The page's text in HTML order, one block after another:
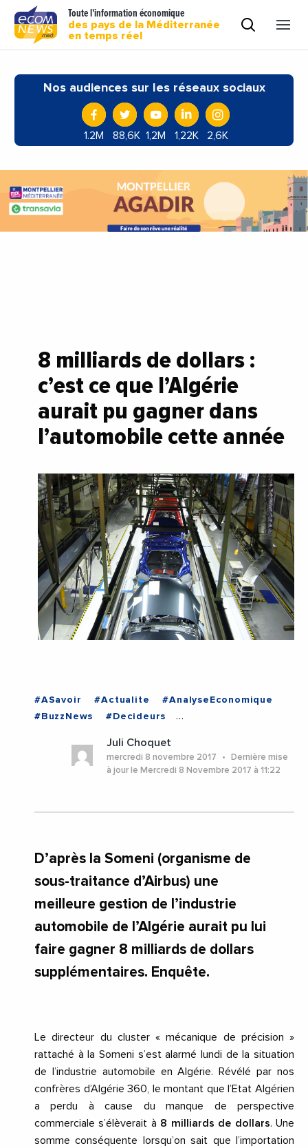
Toute l'information économique
des pays de la Méditerranée
en temps réel
Nos audiences sur les réseaux sociaux
1.2M 88,6K 1,2M 1,22K 2,6K
8 milliards de dollars :
c’est ce que l’Algérie
aurait pu gagner dans
l’automobile cette année
#ASavoir #Actualite
#AnalyseEconomique
#BuzzNews
#Decideurs
#Entreprises
#Institutions
#VieDesEntreprises
#ALGERIE
Juli Choquet
mercredi 8 novembre 2017
Dernière mise
à jour le Mercredi 8 Novembre 2017 à 11:22
D’après la Someni (organisme de
sous-traitance d’Airbus) une
meilleure gestion de l’industrie
automobile de l’Algérie aurait pu lui
faire gagner 8 milliards de dollars
supplémentaires. Enquête.
Le directeur du cluster « mécanique de précision »
rattaché à la Someni s’est alarmé lundi de la situation
de l’industrie automobile en Algérie. Révélé par nos
confrères d’Algérie 360, le montant que l’Etat Algérien
a perdu à cause du manque de perspective
commerciale s’élèverait à 8 milliards de dollars. Une
somme conséquente lorsqu’on sait que l’importation